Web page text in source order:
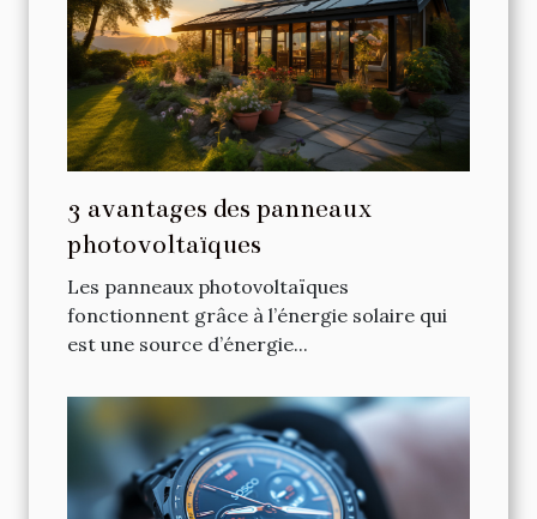
3 avantages des panneaux
photovoltaïques
Les panneaux photovoltaïques
fonctionnent grâce à l’énergie solaire qui
est une source d’énergie...